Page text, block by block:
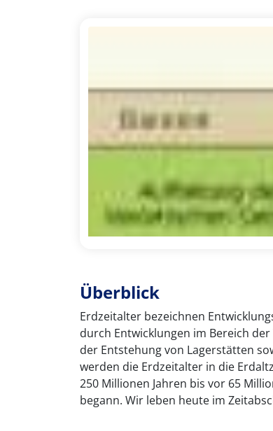
Überblick
Erdzeitalter bezeichnen
durch Entwicklungen im Bereich
der Entstehung von Lagerstätten
werden die Erdzeitalter in die
250 Millionen Jahren bis vor 65
begann. Wir leben heute im